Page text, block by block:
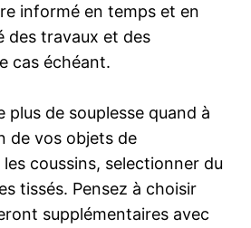
informé en temps et en
des travaux et des
cas échéant.
plus de souplesse quand à
de vos objets de
coussins, selectionner du
tissés. Pensez à choisir
supplémentaires avec